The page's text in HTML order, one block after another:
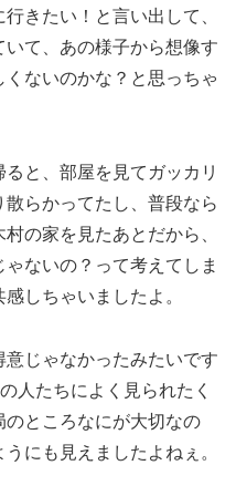
きたい！と言い出して、
て、あの様子から想像す
ないのかな？と思っちゃ
と、部屋を見てガッカリ
らかってたし、普段なら
の家を見たあとだから、
ないの？って考えてしま
しちゃいましたよ。
じゃなかったみたいです
人たちによく見られたく
ところなにが大切なの
にも見えましたよねぇ。